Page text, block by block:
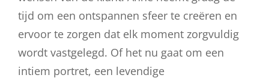
tijd om een ontspannen sfeer te creëren en
ervoor te zorgen dat elk moment zorgvuldig
wordt vastgelegd. Of het nu gaat om een
intiem portret, een levendige